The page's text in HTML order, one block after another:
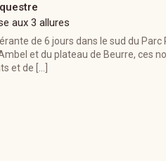
aux 3 allures
de 6 jours dans le sud du
et du plateau de Beurre, ces
et de […]